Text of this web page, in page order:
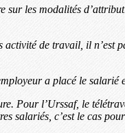
sur les modalités
de travail, il n’est
a placé le salarié
Pour l’Urssaf, le
salariés, c’est le cas